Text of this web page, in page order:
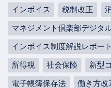
インボイス 税制改正
マネジメント倶楽部デジタ
インボイス制度解説レポート
所得税 社会保険 新型
電子帳簿保存法 働き方改